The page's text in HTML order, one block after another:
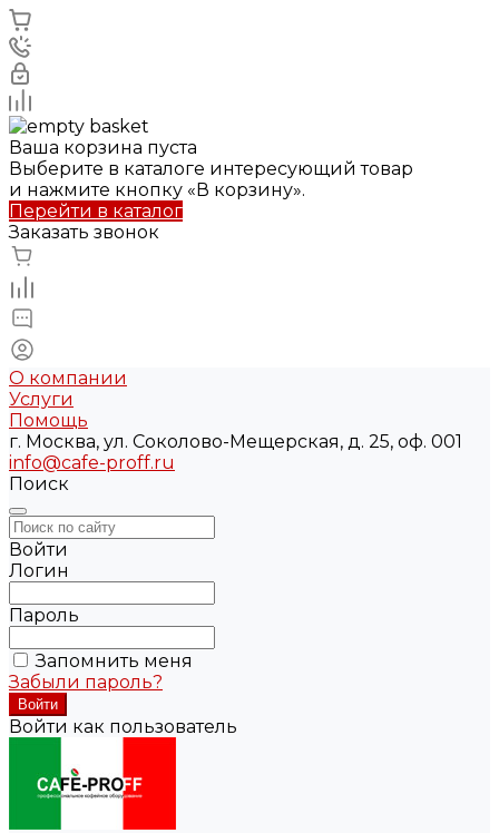
Ваша корзина пуста
Выберите в каталоге интересующий товар
и нажмите кнопку «В корзину».
Перейти в каталог
Заказать звонок
О компании
Услуги
Помощь
г. Москва, ул. Соколово-Мещерская, д. 25, оф. 001
info@cafe-proff.ru
Поиск
Войти
Логин
Пароль
Запомнить меня
Забыли пароль?
Войти как пользователь